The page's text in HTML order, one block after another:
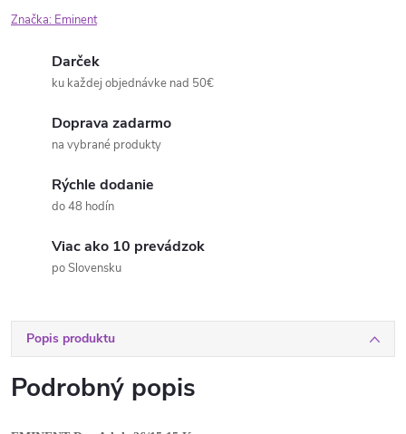
Značka: Eminent
Darček
ku každej objednávke nad 50€
Doprava zadarmo
na vybrané produkty
Rýchle dodanie
do 48 hodín
Viac ako 10 prevádzok
po Slovensku
Popis produktu
Podrobný popis